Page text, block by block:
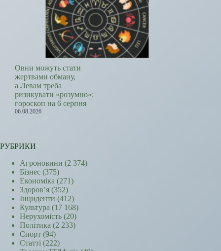
Овни можуть стати
жертвами обману,
а Левам треба
ризикувати «розумно»:
гороскоп на 6 серпня
06.08.2026
РУБРИКИ
Агроновини (2 374)
Бізнес (375)
Економіка (271)
Здоров’я (352)
Інциденти (412)
Культура (17 168)
Нерухомість (20)
Політика (2 233)
Спорт (94)
Статті (222)